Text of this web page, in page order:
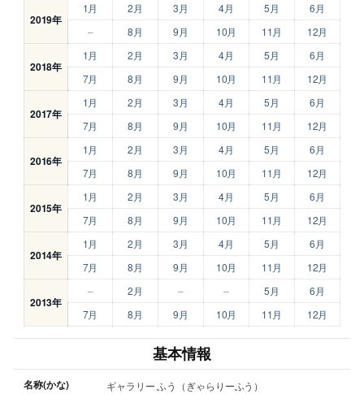
2019年
1月 2月 3月 4月 5月
6月
–
8月 9月 10月 11月 12月
2018年
1月 2月 3月 4月 5月
6月
7月
8月 9月 10月 11月 12月
2017年
1月 2月 3月 4月 5月
6月
7月
8月 9月 10月 11月 12月
2016年
1月 2月 3月 4月 5月
6月
7月
8月 9月 10月 11月 12月
2015年
1月 2月 3月 4月 5月
6月
7月
8月 9月 10月 11月 12月
2014年
1月 2月 3月 4月 5月
6月
7月
8月 9月 10月 11月 12月
2013年
– 2月 – – 5月
6月
7月
8月 9月 10月 11月 12月
基本情報
名称(かな) ギャラリー ふう（ぎゃらりーふう）